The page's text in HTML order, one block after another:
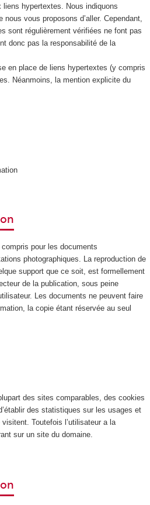
liens hypertextes. Nous indiquons
vous proposons d’aller. Cependant,
sont régulièrement vérifiées ne font pas
donc pas la responsabilité de la
en place de liens hypertextes (y compris
Néanmoins, la mention explicite du
pour les documents
photographiques. La reproduction de
support que ce soit, est formellement
de la publication, sous peine
Les documents ne peuvent faire
la copie étant réservée au seul
des sites comparables, des cookies
des statistiques sur les usages et
Toutefois l’utilisateur a la
sur un site du domaine.